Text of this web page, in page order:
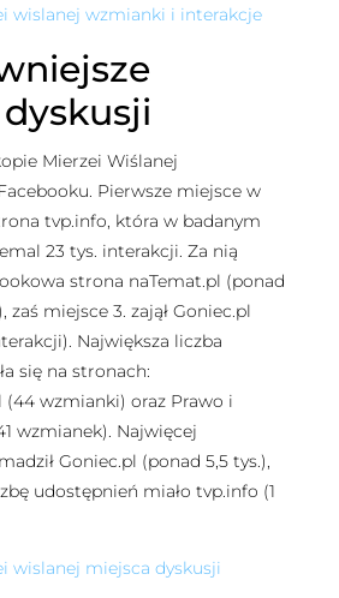
Mierzei Wiślanej
Pierwsze miejsce w
tvp.info, która w badanym
23 tys. interakcji. Za nią
strona naTemat.pl (ponad
zaś miejsce 3. zajął Goniec.pl
Największa liczba
się na stronach:
(44 wzmianki) oraz Prawo i
wzmianek). Najwięcej
Goniec.pl (ponad 5,5 tys.),
udostępnień miało tvp.info (1